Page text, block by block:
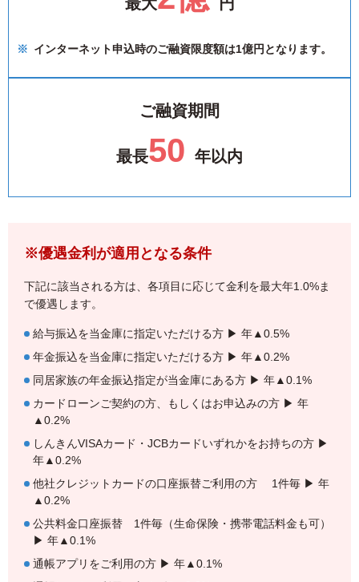
インターネット申込時のご融資限度額は1億円となります。
ご融資期間
最長50 年以内
※優遇金利が適用となる条件
下記に該当される方は、各項目に応じて金利を最大年1.0%ま
で優遇します。
給与振込を当金庫に指定いただける方 ▶ 年▲0.5%
年金振込を当金庫に指定いただける方 ▶ 年▲0.2%
同居家族の年金振込指定が当金庫にある方 ▶ 年▲0.1%
カードローンご契約の方、もしくはお申込みの方 ▶ 年
▲0.2%
しんきんVISAカード・JCBカードいずれかをお持ちの方 ▶
年▲0.2%
他社クレジットカードの口座振替ご利用の方 1件毎 ▶ 年
▲0.2%
公共料金口座振替 1件毎（生命保険・携帯電話料金も可）
▶ 年▲0.1%
通帳アプリをご利用の方 ▶ 年▲0.1%